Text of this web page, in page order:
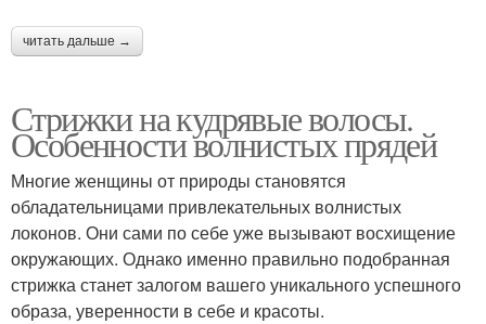
читать дальше →
Стрижки на кудрявые волосы.
Особенности волнистых прядей
Многие женщины от природы становятся
обладательницами привлекательных волнистых
локонов. Они сами по себе уже вызывают восхищение
окружающих. Однако именно правильно подобранная
стрижка станет залогом вашего уникального успешного
образа, уверенности в себе и красоты.